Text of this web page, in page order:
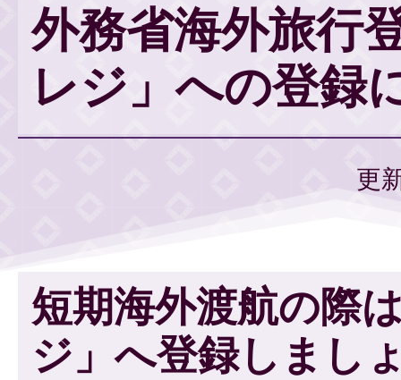
外務省海外旅行
レジ」への登録
更
短期海外渡航の際
ジ」へ登録しまし